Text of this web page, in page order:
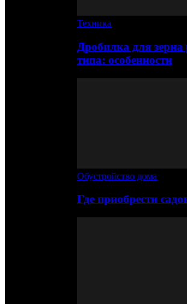
Техника
Дробилка для зерна
типа: особенности
Обустройство дома
Где приобрести